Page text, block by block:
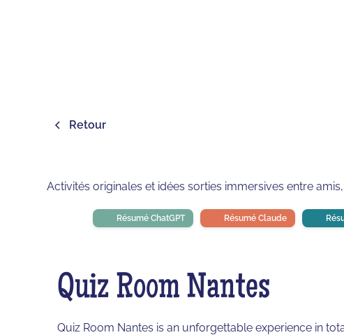
Retour
Activités originales et idées sorties immersives entre
Résumé ChatGPT Résumé Claude
Quiz Room Nantes
Quiz Room Nantes is an unforgettable experience in